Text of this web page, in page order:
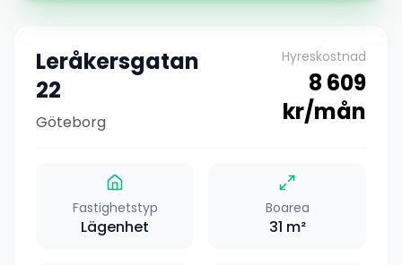
Leråkersgatan
22
Göteborg
Hyreskostnad
8 609
kr/mån
Fastighetstyp
Lägenhet
Boarea
31 m²